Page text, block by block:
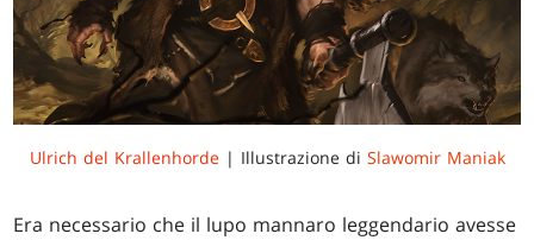
Ulrich del Krallenhorde | Illustrazione di Slawomir Maniak
Era necessario che il lupo mannaro leggendario avesse